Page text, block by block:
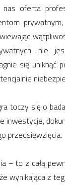
oferta
nie
się uniknąć
toczy się o
inwestycje,
przedsięwzięcia.
– to z całą
wynikająca z